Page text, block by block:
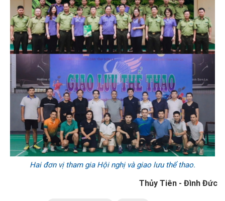
Hai đơn vị tham gia Hội nghị và giao lưu thể thao.
Thủy Tiên - Đình Đức